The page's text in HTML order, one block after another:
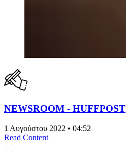
NEWSROOM - HUFFPOST
1 Αυγούστου 2022 • 04:52
Read Content